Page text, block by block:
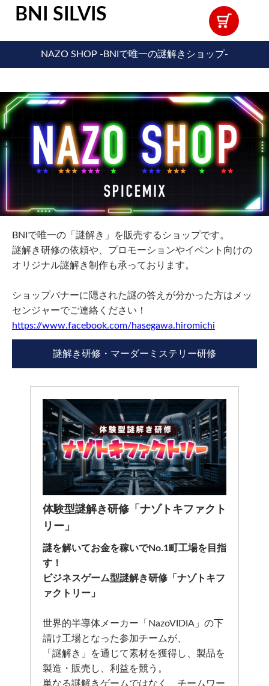
BNI SILVIS
NAZO SHOP -BNIで唯一の謎解きショップ-
BNIで唯一の「謎解き」を販売するショップです。
謎解き研修の依頼や、プロモーションやイベント向けの
オリジナル謎解き制作も承っております。
ショップバナーに隠された謎の答えが分かった方はメッ
センジャーでご連絡ください！
https://www.facebook.com/hasegawa.hiromichi
謎解き研修・マーダーミステリー研修
体験型謎解き研修「ナゾトキファクト
リー」
謎を解いてお金を稼いでNo.1町工場を目指
す！
ビジネスゲーム型謎解き研修「ナゾトキフ
ァクトリー」
世界的半導体メーカー「NazoVIDIA」の下
請け工場となった参加チームが、
「謎解き」を通じて素材を獲得し、製品を
製造・販売し、利益を競う。
単なる謎解きゲームではなく、チームワー